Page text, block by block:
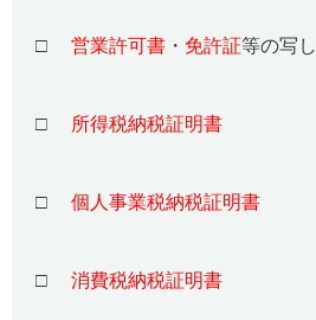
□ 営業許可書 ・ 免許証等の写し
□ 所得税納税証明書
□ 個人事業税納税証明書
□ 消費税納税証明書